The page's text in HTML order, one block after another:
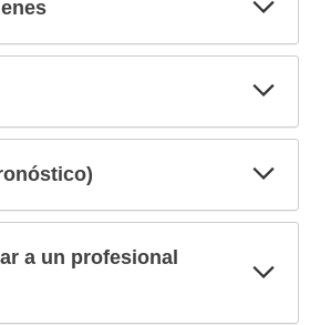
a un profesional